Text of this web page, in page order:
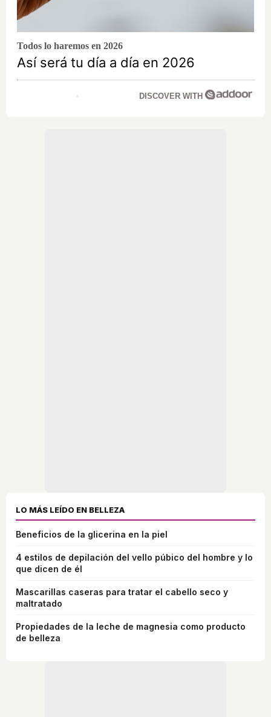
Todos lo haremos en 2026
Así será tu día a día en 2026
DISCOVER WITH
LO MÁS LEÍDO EN BELLEZA
Beneficios de la glicerina en la piel
4 estilos de depilación del vello púbico del hombre y lo
que dicen de él
Mascarillas caseras para tratar el cabello seco y
maltratado
Propiedades de la leche de magnesia como producto
de belleza